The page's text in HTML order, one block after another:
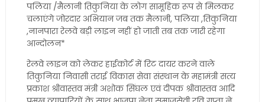
पलिया /मैलानी तिकुनिया के लोग सामूहिक रूप से मिलकर
चलाएंगे जोरदार अभियान जब तक मैलानी, पलिया ,तिकुनिया
,नानपारा रेलवे बड़ी लाइन नहीं हो जाती तब तक जारी रहेगा
आन्दोलन*
रेलवे लाइन को लेकर हाईकोर्ट में रिट दायर करने वाले
तिकुनिया निवासी तराई विकास सेवा संस्थान के महामंत्री सत्य
प्रकाश श्रीवास्तव मंत्री अशोक सिंघल एवं दीपक श्रीवास्तव आदि